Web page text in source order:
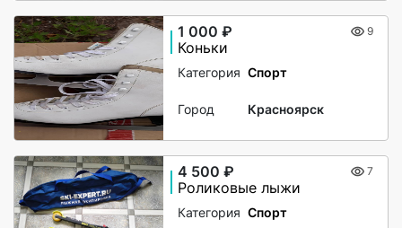
1 000 ₽ 9
Коньки
Категория Спорт
Город Красноярск
4 500 ₽ 7
Роликовые лыжи
Категория Спорт